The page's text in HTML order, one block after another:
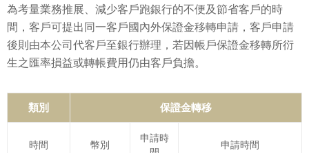
為考量業務推展、減少客戶跑銀行的不便及節省客戶的時
間，客戶可提出同一客戶國內外保證金移轉申請，客戶申請
後則由本公司代客戶至銀行辦理，若因帳戶保證金移轉所衍
生之匯率損益或轉帳費用仍由客戶負擔。
類別 保證金轉移
時間 幣別
申請時
申請時間